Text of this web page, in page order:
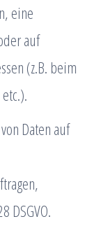
eine
auf
(z.B. beim
Daten auf
DSGVO.